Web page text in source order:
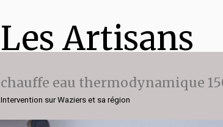
Les Artisans
chauffe eau thermodynamique
Intervention sur Waziers et sa région